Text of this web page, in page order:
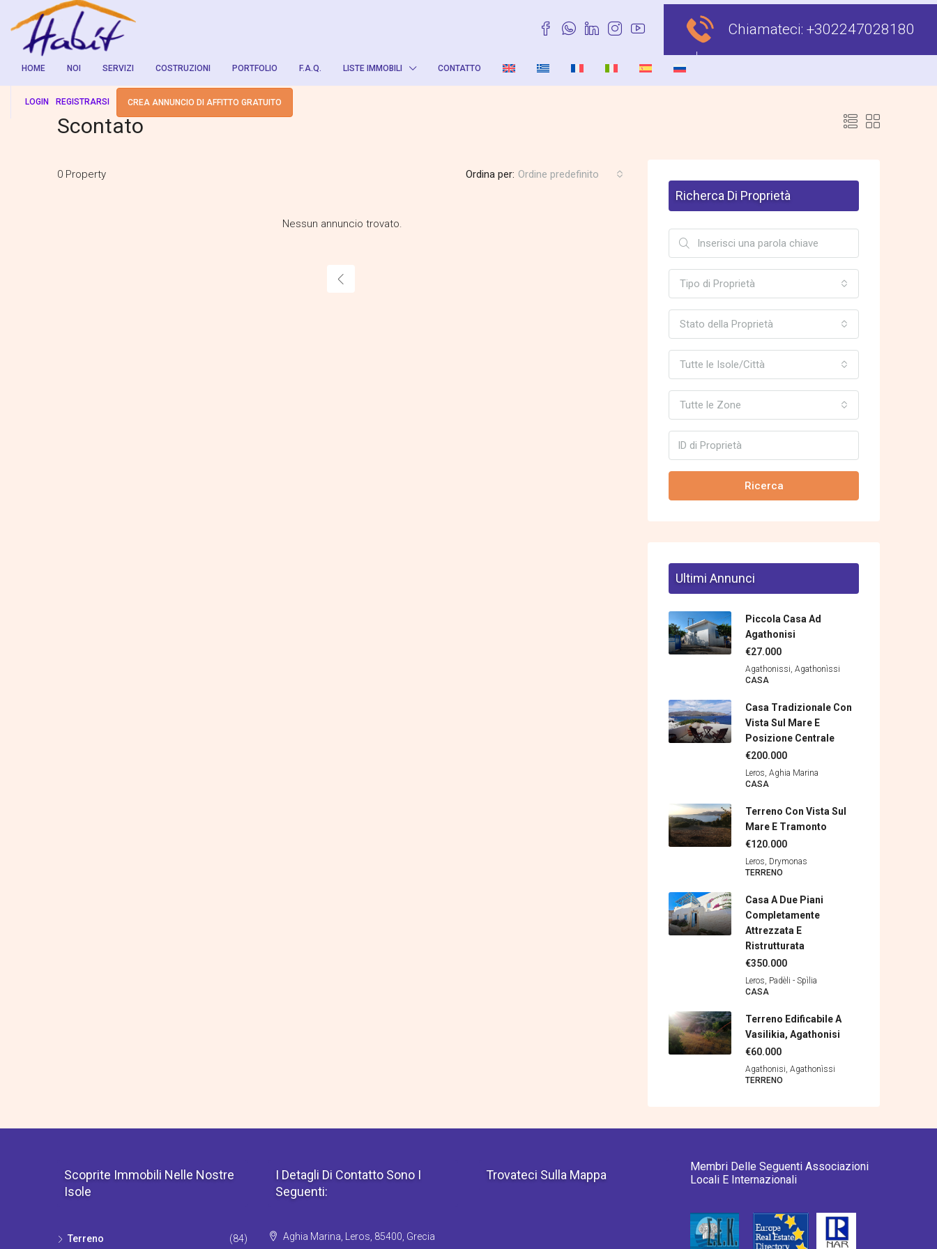
Chiamateci: +302247028180
HOME NOI SERVIZI COSTRUZIONI PORTFOLIO F.A.Q. LISTE IMMOBILI CONTATTO
LOGIN REGISTRARSI CREA ANNUNCIO DI AFFITTO GRATUITO
Scontato
0 Property Ordina per: Ordine predefinito
Nessun annuncio trovato.
Richerca Di Proprietà
Tipo di Proprietà
Stato della Proprietà
Tutte le Isole/Città
Tutte le Zone
Ricerca
Ultimi Annunci
Piccola Casa Ad
Agathonisi
€27.000
Agathonissi, Agathonìssi
CASA
Casa Tradizionale Con
Vista Sul Mare E
Posizione Centrale
€200.000
Leros, Aghia Marina
CASA
Terreno Con Vista Sul
Mare E Tramonto
€120.000
Leros, Drymonas
TERRENΟ
Casa A Due Piani
Completamente
Attrezzata E
Ristrutturata
€350.000
Leros, Padèli - Spìlia
CASA
Terreno Edificabile A
Vasilikia, Agathonisi
€60.000
Agathonisi, Agathonìssi
TERRENΟ
Scoprite Immobili Nelle Nostre
Isole
Terrenο (84)
I Detagli Di Contatto Sono I
Seguenti:
Aghia Marina, Leros, 85400, Grecia
Trovateci Sulla Mappa
Membri Delle Seguenti Associazioni
Locali E Internazionali